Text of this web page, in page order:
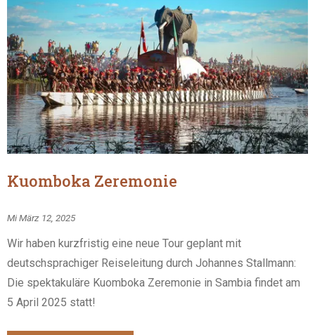
Kuomboka Zeremonie
Mi März 12, 2025
Wir haben kurzfristig eine neue Tour geplant mit
deutschsprachiger Reiseleitung durch Johannes Stallmann:
Die spektakuläre Kuomboka Zeremonie in Sambia findet am
5 April 2025 statt!